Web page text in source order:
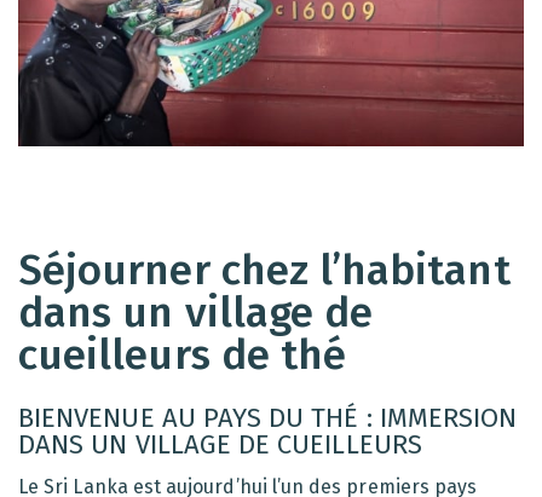
Séjourner chez l’habitant
dans un village de
cueilleurs de thé
BIENVENUE AU PAYS DU THÉ : IMMERSION
DANS UN VILLAGE DE CUEILLEURS
Le Sri Lanka est aujourd’hui l’un des premiers pays